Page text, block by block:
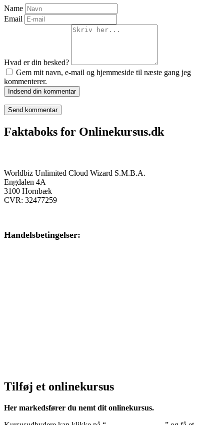
Name
Email
Hvad er din besked?
Gem mit navn, e-mail og hjemmeside til næste gang jeg
kommenterer.
Indsend din kommentar
Faktaboks for Onlinekursus.dk
Worldbiz Unlimited Cloud Wizard S.M.B.A.
Engdalen 4A
3100 Hornbæk
CVR: 32477259
Handelsbetingelser:
Tilføj et onlinekursus
Her markedsfører du nemt dit onlinekursus.